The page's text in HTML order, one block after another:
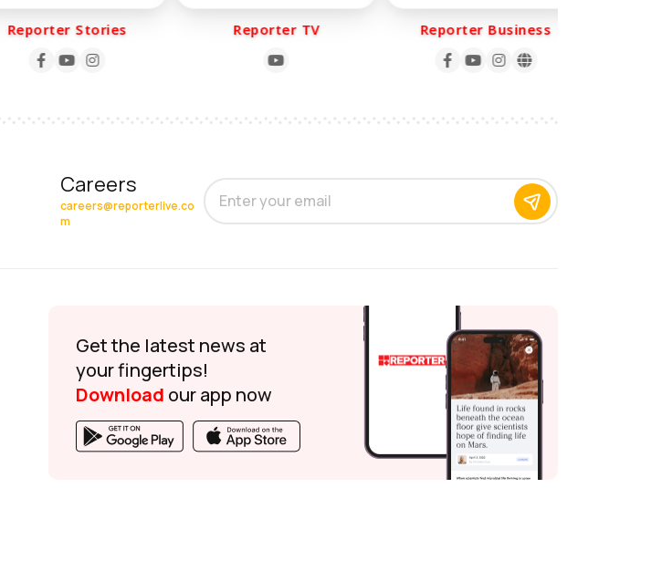
Reporter Stories Reporter TV Reporter Business
Careers
careers@reporterlive.co
m
Get the latest news at
your fingertips!
Download our app now